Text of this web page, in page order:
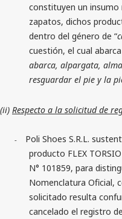
constituyen un insumo
zapatos, dichos
dentro del género de “
cuestión, el cual abarca
abarca, alpargata,
resguardar el pie y la
(ii) Respecto a la solicitud de
-
Poli Shoes S.R.L.
producto FLEX
N° 101859, para
Nomenclatura Oficial,
solicitado resulta
cancelado el registro